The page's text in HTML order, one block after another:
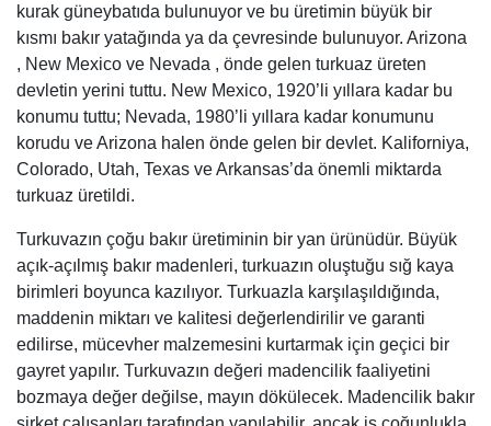
kurak güneybatıda bulunuyor ve bu üretimin büyük bir
kısmı bakır yatağında ya da çevresinde bulunuyor. Arizona
, New Mexico ve Nevada , önde gelen turkuaz üreten
devletin yerini tuttu. New Mexico, 1920’li yıllara kadar bu
konumu tuttu; Nevada, 1980’li yıllara kadar konumunu
korudu ve Arizona halen önde gelen bir devlet. Kaliforniya,
Colorado, Utah, Texas ve Arkansas’da önemli miktarda
turkuaz üretildi.
Turkuvazın çoğu bakır üretiminin bir yan ürünüdür. Büyük
açık-açılmış bakır madenleri, turkuazın oluştuğu sığ kaya
birimleri boyunca kazılıyor. Turkuazla karşılaşıldığında,
maddenin miktarı ve kalitesi değerlendirilir ve garanti
edilirse, mücevher malzemesini kurtarmak için geçici bir
gayret yapılır. Turkuvazın değeri madencilik faaliyetini
bozmaya değer değilse, mayın dökülecek. Madencilik bakır